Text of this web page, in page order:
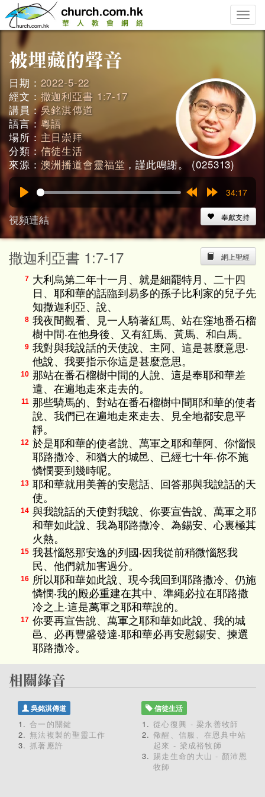
Toggle
日期： 2022-5-22
經文： 撒迦利亞書 1:7-17
講員：吳銘淇傳道
語言： 粵語
場所： 主日崇拜
分類：信徒生活
來源：澳洲播道會靈福堂 ，謹此鳴謝。 (025313)
15s
34:17
視頻連結 奉獻支持
網上聖經
撒迦利亞書 1:7-17
7 大利烏第二年十一月、就是細罷特月、二十四
日、耶和華的話臨到易多的孫子比利家的兒子先
知撒迦利亞、說、
8 我夜間觀看、見一人騎著紅馬、站在窪地番石榴
樹中間‧在他身後、又有紅馬、黃馬、和白馬。
9 我對與我說話的天使說、主阿、這是甚麼意思‧
他說、我要指示你這是甚麼意思。
10 那站在番石榴樹中間的人說、這是奉耶和華差
遣、在遍地走來走去的。
11 那些騎馬的、對站在番石榴樹中間耶和華的使者
說、我們已在遍地走來走去、見全地都安息平
靜。
12 於是耶和華的使者說、萬軍之耶和華阿、你惱恨
耶路撒冷、和猶大的城邑、已經七十年‧你不施
憐憫要到幾時呢。
13 耶和華就用美善的安慰話、回答那與我說話的天
使。
14 與我說話的天使對我說、你要宣告說、萬軍之耶
和華如此說、我為耶路撒冷、為錫安、心裏極其
火熱。
15 我甚惱怒那安逸的列國‧因我從前稍微惱怒我
民、他們就加害過分。
16 所以耶和華如此說、現今我回到耶路撒冷、仍施
憐憫‧我的殿必重建在其中、準繩必拉在耶路撒
冷之上‧這是萬軍之耶和華說的。
17 你要再宣告說、萬軍之耶和華如此說、我的城
邑、必再豐盛發達‧耶和華必再安慰錫安、揀選
耶路撒冷。
吳銘淇傳道
合一的關鍵
無法複製的聖靈工作
抓著應許
信徒生活
從心復興 - 梁永善牧師
儆醒、信服、在恩典中站
起來 - 梁成裕牧師
踢走生命的大山 - 顏沛恩
牧師